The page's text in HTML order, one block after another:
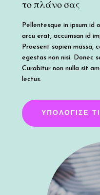
το πλάνο σας
Pellentesque in ipsum id
arcu erat, accumsan id
Praesent sapien massa,
egestas non nisi. Donec
Curabitur non nulla sit
lectus.
ΥΠΟΛΌΓΙΣΕ